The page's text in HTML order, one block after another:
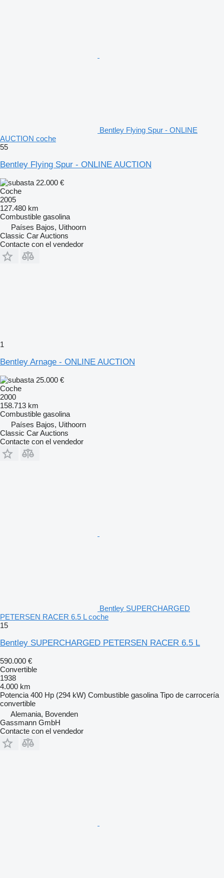
Bentley Flying Spur - ONLINE
AUCTION coche
55
Bentley Flying Spur - ONLINE AUCTION
22.000 €
Coche
2005
127.480 km
Combustible gasolina
Países Bajos, Uithoorn
Classic Car Auctions
Contacte con el vendedor
1
Bentley Arnage - ONLINE AUCTION
25.000 €
Coche
2000
158.713 km
Combustible gasolina
Países Bajos, Uithoorn
Classic Car Auctions
Contacte con el vendedor
Bentley SUPERCHARGED
PETERSEN RACER 6.5 L coche
15
Bentley SUPERCHARGED PETERSEN RACER 6.5 L
590.000 €
Convertible
1938
4.000 km
Potencia 400 Hp (294 kW) Combustible gasolina Tipo de carrocería
convertible
Alemania, Bovenden
Gassmann GmbH
Contacte con el vendedor